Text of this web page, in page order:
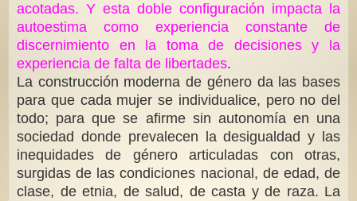
acotadas. Y esta doble configuración impacta la
autoestima como experiencia constante de
discernimiento en la toma de decisiones y la
experiencia de falta de libertades.
La construcción moderna de género da las bases
para que cada mujer se individualice, pero no del
todo; para que se afirme sin autonomía en una
sociedad donde prevalecen la desigualdad y las
inequidades de género articuladas con otras,
surgidas de las condiciones nacional, de edad, de
clase, de etnia, de salud, de casta y de raza. La